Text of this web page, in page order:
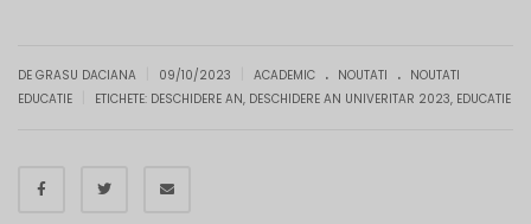
DE GRASU DACIANA 09/10/2023 ACADEMIC . NOUTATI . NOUTATI
EDUCATIE
ETICHETE: DESCHIDERE AN, DESCHIDERE AN UNIVERITAR 2023, EDUCATIE